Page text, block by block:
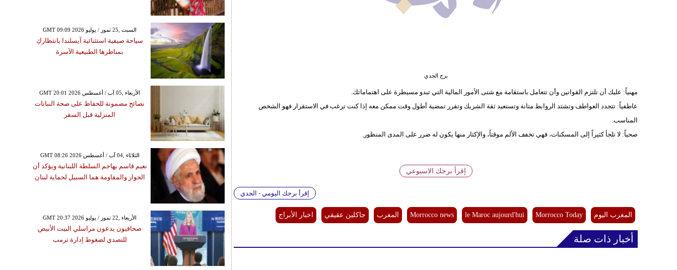
برج الجدي
مهنياً: عليك أن تلتزم القوانين وأن تتعامل باستقامة مع شتى الأمور المالية التي تبدو مسيطرة على اهتماماتك.
عاطفياً: تتجدد العواطف وتشتد الروابط متانة وتستعيد ثقة الشريك وتقرر تمضية أطول وقت ممكن معه إذا كنت ترغب في الاستقرار فهو الشخص
المناسب.
صحياً: لا تلجأ كثيراً إلى المسكنات، فهي تخفف الألم موقتاً، والإكثار منها يكون له ضرر على المدى المنظور.
إقرأ برجك الاسبوعي
إقرأ برجك اليومي - الجدي
المغرب اليوم Morrocco Today
le Maroc aujourd'hui
Morrocco news المغرب جاكلين عقيقي اخبار الأبراج
أخبار ذات صلة
GMT 09:09 2026 السبت ,25 تموز / يوليو
سياحة صيفية استثنائية آيسلندا بانتظاركِ
بمناظرها الطبيعية الآسرة
GMT 20:01 2026 الأربعاء ,05 آب / أغسطس
نصائح مضمونة للحفاظ على صحة النباتات
المنزلية قبل السفر
GMT 08:26 2026 الثلاثاء ,04 آب / أغسطس
نعيم قاسم يهاجم السلطة اللبنانية ويؤكد أن
الحوار والمقاومة هما السبيل لحماية لبنان
GMT 20:37 2026 الأربعاء ,22 تموز / يوليو
صحافيون يدعون مراسلي البيت الأبيض
للتصدي لضغوط إدارة ترمب